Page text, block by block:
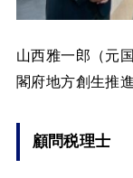
山西雅一郎（元
閣府地方創生推
顧問税理士